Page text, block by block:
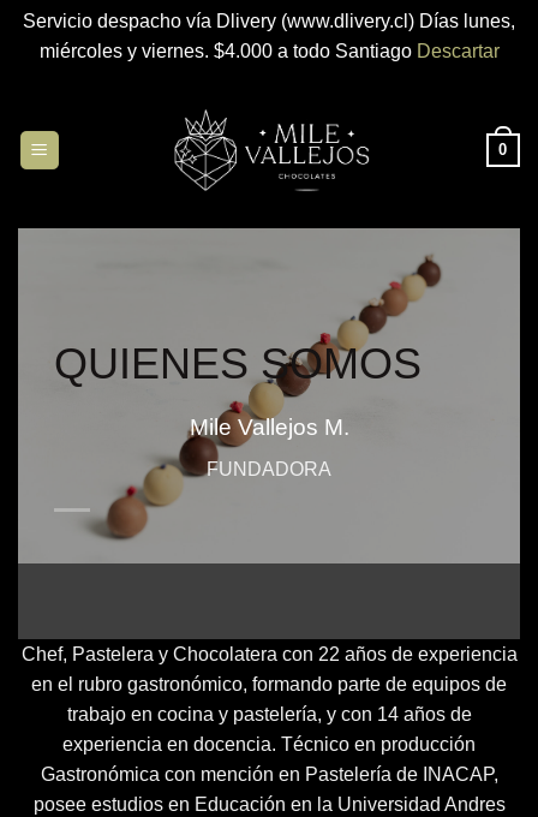
Servicio despacho vía Dlivery (www.dlivery.cl) Días lunes,
miércoles y viernes. $4.000 a todo Santiago Descartar
contenido
0
QUIENES SOMOS
Mile Vallejos M.
FUNDADORA
Chef, Pastelera y Chocolatera con 22 años de experiencia
en el rubro gastronómico, formando parte de equipos de
trabajo en cocina y pastelería, y con 14 años de
experiencia en docencia. Técnico en producción
Gastronómica con mención en Pastelería de INACAP,
posee estudios en Educación en la Universidad Andres